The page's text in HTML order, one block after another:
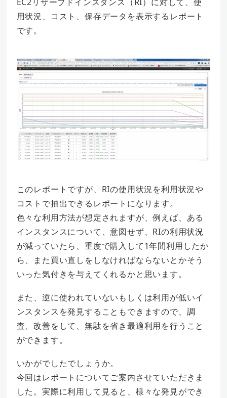
EC2リザーブドインスタンス（RI）に対して、使
用状況、コスト、保存データを表示するレポート
です。
このレポートですが、RIの使用状況を利用状況や
コストで抽出できるレポートになります。
色々な利用方法が想定されますが、例えば、ある
インスタンスについて、意図せず、RIの利用状況
が減っていたら、重度で購入して1年間利用したか
ら、また買い直しをしなければならないとかそう
いった気付きを与えてくれるかと思います。
また、逆に使われていないもしくは利用が低いイ
ンスタンスを発見することもできますので、調
査、改善をして、無駄を省き最適利用を行うこと
ができます。
いかがでしたでしょうか。
今回はレポートについてご案内させていただきま
した。実際に利用して見ると、様々な発見ができ